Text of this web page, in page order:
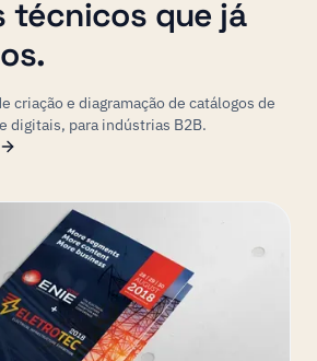
técnicos que já
criação e diagramação de catálogos de
digitais, para indústrias B2B.